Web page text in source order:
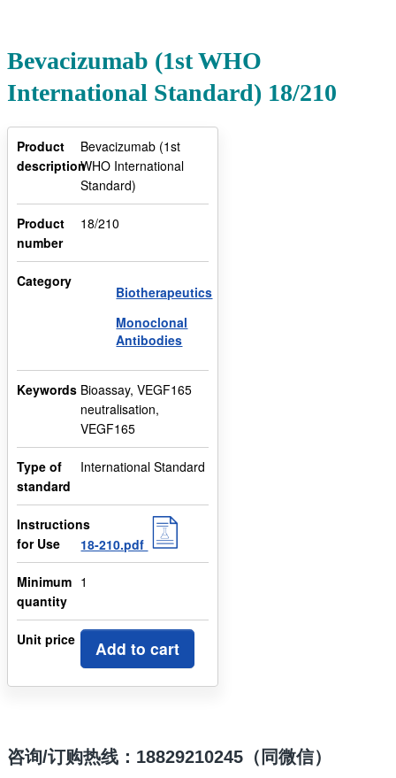
Bevacizumab (1st WHO
International Standard) 18/210
Product
description
Bevacizumab (1st
WHO International
Standard)
Product
number
18/210
Category
Biotherapeutics
Monoclonal
Antibodies
Keywords Bioassay, VEGF165
neutralisation,
VEGF165
Type of
standard
International Standard
Instructions
for Use
18-210.pdf
Minimum
quantity
1
Unit price Add to cart
咨询/订购热线：18829210245（同微信）